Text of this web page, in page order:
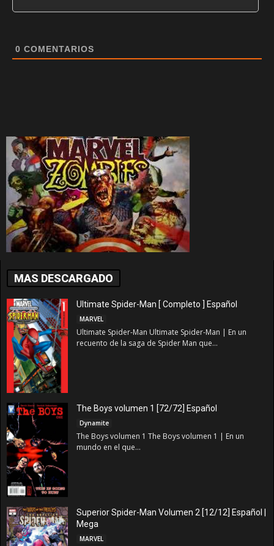
0 COMENTARIOS
MAS DESCARGADO
Ultimate Spider-Man [ Completo ] Español
MARVEL
Ultimate Spider-Man Ultimate Spider-Man | En un
recuento de la saga de Spider Man que...
The Boys volumen 1 [72/72] Español
Dynamite
The Boys volumen 1 The Boys volumen 1 | En un
mundo en el que...
Superior Spider-Man Volumen 2 [12/12] Español |
Mega
MARVEL